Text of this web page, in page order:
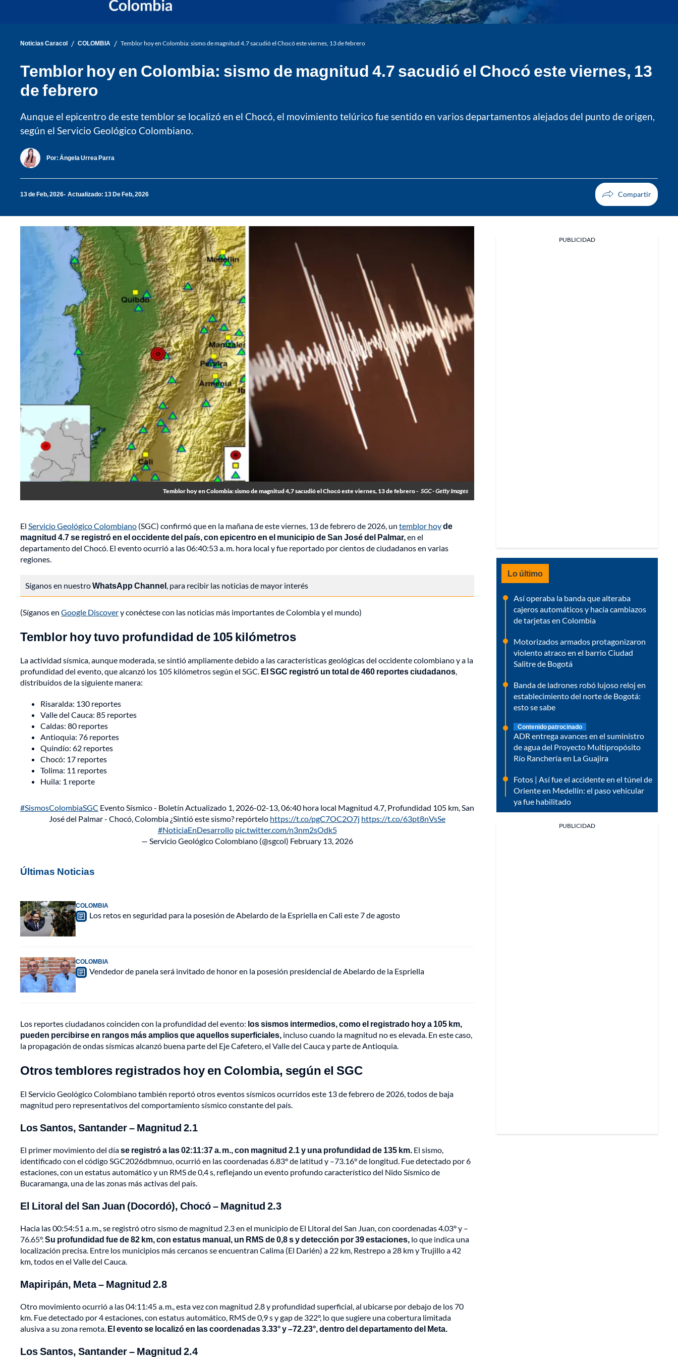
Noticias Caracol / COLOMBIA / Temblor hoy en Colombia: sismo de magnitud 4.7 sacudió el Chocó este viernes, 13 de febrero
Temblor hoy en Colombia: sismo de magnitud 4.7 sacudió el Chocó este viernes, 13
de febrero
Aunque el epicentro de este temblor se localizó en el Chocó, el movimiento telúrico fue sentido en varios departamentos alejados del punto de origen,
según el Servicio Geológico Colombiano.
Por: Ángela Urrea Parra
13 de Feb, 2026 Actualizado: 13 De Feb, 2026
Temblor hoy en Colombia: sismo de magnitud 4,7 sacudió el Chocó este viernes, 13 de febrero - SGC - Getty Images
El Servicio Geológico Colombiano (SGC) confirmó que en la mañana de este viernes, 13 de febrero de 2026, un temblor hoyde
magnitud 4.7 se registró en el occidente del país, con epicentro en el municipio de San José del Palmar,en el
departamento del Chocó. El evento ocurrió a las 06:40:53 a. m. hora local y fue reportado por cientos de ciudadanos en varias
regiones.
Síganos en nuestroWhatsApp Channel, para recibir las noticias de mayor interés
(Síganos en Google Discovery conéctese con las noticias más importantes de Colombia y el mundo)
Temblor hoy tuvo profundidad de 105 kilómetros
La actividad sísmica, aunque moderada, se sintió ampliamente debido a las características geológicas del occidente colombiano y a la
profundidad del evento, que alcanzó los 105 kilómetros según el SGC. El SGC registró un total de 460 reportes ciudadanos,
distribuidos de la siguiente manera:
Risaralda: 130 reportes
Valle del Cauca: 85 reportes
Caldas: 80 reportes
Antioquia: 76 reportes
Quindío: 62 reportes
Chocó: 17 reportes
Tolima: 11 reportes
Huila: 1 reporte
#SismosColombiaSGC Evento Sísmico - Boletín Actualizado 1, 2026-02-13, 06:40 hora local Magnitud 4.7, Profundidad 105 km, San
José del Palmar - Chocó, Colombia ¿Sintió este sismo? repórtelo https://t.co/pgC7OC2O7j https://t.co/63pt8nVsSe
#NoticiaEnDesarrollo pic.twitter.com/n3nm2sOdk5
— Servicio Geológico Colombiano (@sgcol) February 13, 2026
Últimas Noticias
COLOMBIA
Los retos en seguridad para la posesión de Abelardo de la Espriella en Cali este 7 de agosto
COLOMBIA
Vendedor de panela será invitado de honor en la posesión presidencial de Abelardo de la Espriella
Los reportes ciudadanos coinciden con la profundidad del evento: los sismos intermedios, como el registrado hoy a 105 km,
pueden percibirse en rangos más amplios que aquellos superficiales, incluso cuando la magnitud no es elevada. En este caso,
la propagación de ondas sísmicas alcanzó buena parte del Eje Cafetero, el Valle del Cauca y parte de Antioquia.
Otros temblores registrados hoy en Colombia, según el SGC
El Servicio Geológico Colombiano también reportó otros eventos sísmicos ocurridos este 13 de febrero de 2026, todos de baja
magnitud pero representativos del comportamiento sísmico constante del país.
Los Santos, Santander – Magnitud 2.1
El primer movimiento del díase registró a las 02:11:37 a. m., con magnitud 2.1 y una profundidad de 135 km. El sismo,
identificado con el código SGC2026dbmnuo, ocurrió en las coordenadas 6.83° de latitud y –73.16° de longitud. Fue detectado por 6
estaciones, con un estatus automático y un RMS de 0,4 s, reflejando un evento profundo característico del Nido Sísmico de
Bucaramanga, una de las zonas más activas del país.
El Litoral del San Juan (Docordó), Chocó – Magnitud 2.3
Hacia las 00:54:51 a. m., se registró otro sismo de magnitud 2.3 en el municipio de El Litoral del San Juan, con coordenadas 4.03° y –
76.65°.Su profundidad fue de 82 km, con estatus manual, un RMS de 0,8 s y detección por 39 estaciones, lo que indica una
localización precisa. Entre los municipios más cercanos se encuentran Calima (El Darién) a 22 km, Restrepo a 28 km y Trujillo a 42
km, todos en el Valle del Cauca.
Mapiripán, Meta – Magnitud 2.8
Otro movimiento ocurrió a las 04:11:45 a. m., esta vez con magnitud 2.8 y profundidad superficial, al ubicarse por debajo de los 70
km. Fue detectado por 4 estaciones, con estatus automático, RMS de 0,9 s y gap de 322°, lo que sugiere una cobertura limitada
alusiva a su zona remota. El evento se localizó en las coordenadas 3.33° y –72.23°, dentro del departamento del Meta.
Los Santos, Santander – Magnitud 2.4
PUBLICIDAD
Lo último
Así operaba la banda que alteraba
cajeros automáticos y hacía cambiazos
de tarjetas en Colombia
Motorizados armados protagonizaron
violento atraco en el barrio Ciudad
Salitre de Bogotá
Banda de ladrones robó lujoso reloj en
establecimiento del norte de Bogotá:
esto se sabe
Contenido patrocinado
ADR entrega avances en el suministro
de agua del Proyecto Multipropósito
Río Ranchería en La Guajira
Fotos | Así fue el accidente en el túnel de
Oriente en Medellín: el paso vehicular
ya fue habilitado
PUBLICIDAD